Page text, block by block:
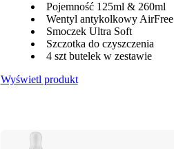
Pojemność 125ml & 260ml
Wentyl antykolkowy AirFree
Smoczek Ultra Soft
Szczotka do czyszczenia
4 szt butelek w zestawie
Wyświetl produkt